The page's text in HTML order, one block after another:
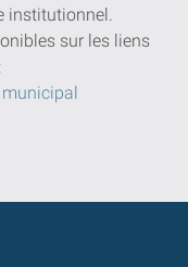
institutionnel.
sur les liens
municipal